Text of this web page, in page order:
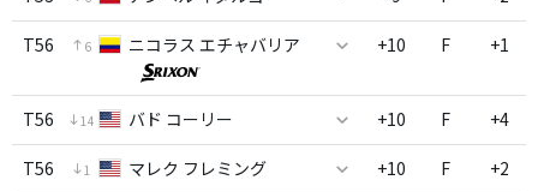
T56 6 ニコラス エチャバリア +10 F +1
T56 14 バド コーリー +10 F +4
T56 1 マレク フレミング +10 F +2